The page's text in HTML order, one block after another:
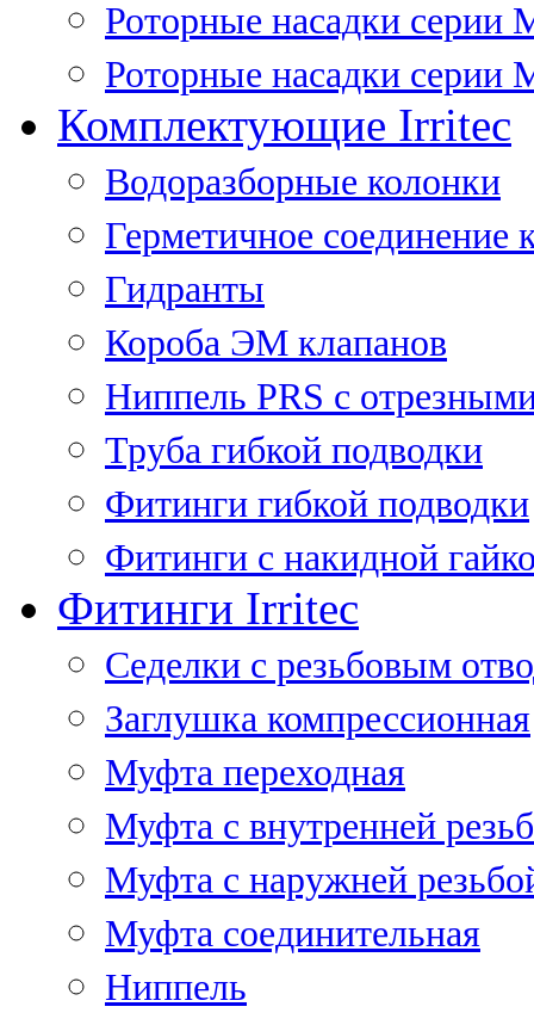
Роторные насадки серии
Роторные насадки серии
Комплектующие Irritec
Водоразборные колонки
Герметичное соединение
Гидранты
Короба ЭМ клапанов
Ниппель PRS с
Труба гибкой подводки
Фитинги гибкой подводки
Фитинги с накидной
Фитинги Irritec
Седелки с резьбовым
Заглушка компрессионная
Муфта переходная
Муфта с внутренней
Муфта с наружней
Муфта соединительная
Ниппель